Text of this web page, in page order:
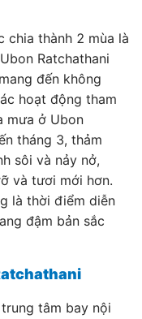
chia thành 2 mùa là
Ratchathani
đến không
hoạt động tham
mưa ở Ubon
tháng 3, thảm
sôi và nảy nở,
và tươi mới hơn.
là thời điểm diễn
đậm bản sắc
tâm bay nội